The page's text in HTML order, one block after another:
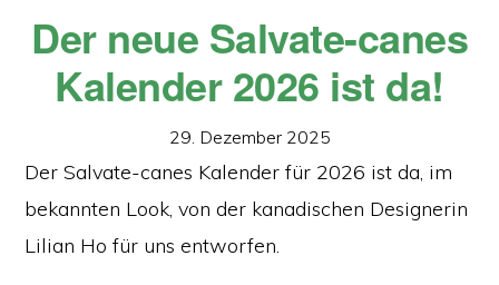
Der neue Salvate-canes
Kalender 2026 ist da!
29. Dezember 2025
Der Salvate-canes Kalender für 2026 ist da, im
bekannten Look, von der kanadischen Designerin
Lilian Ho für uns entworfen.